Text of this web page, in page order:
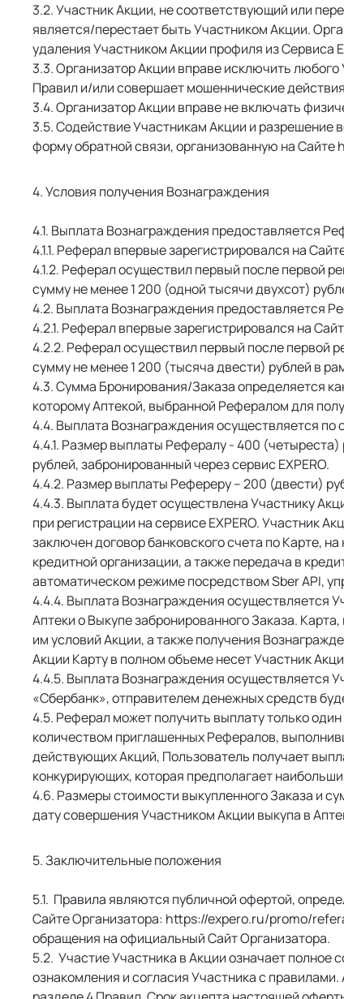
Участник Акции, не соответствующий или
является/перестает быть Участником Акции.
удаления Участником Акции профиля из Сервиса
Организатор Акции вправе исключить
Правил и/или совершает мошеннические
Организатор Акции вправе не включать
Содействие Участникам Акции и разрешение
форму обратной связи, организованную на Сайте
4. Условия получения Вознаграждения
Выплата Вознаграждения предоставляется
Реферал впервые зарегистрировался на
Реферал осуществил первый после первой
сумму не менее 1 200 (одной тысячи двухсот)
Выплата Вознаграждения предоставляется
Реферал впервые зарегистрировался на
Реферал осуществил первый после первой
сумму не менее 1 200 (тысяча двести) рублей в
Сумма Бронирования/Заказа определяется
которому Аптекой, выбранной Рефералом для
Выплата Вознаграждения осуществляется
Размер выплаты Рефералу - 400 (четыреста)
рублей, забронированный через сервис EXPERO.
Размер выплаты Рефереру – 200 (двести)
Выплата будет осуществлена Участнику
при регистрации на сервисе EXPERO. Участник
заключен договор банковского счета по Карте,
кредитной организации, а также передача в
автоматическом режиме посредством Sber API,
Выплата Вознаграждения осуществляется
Аптеки о Выкупе забронированного Заказа.
им условий Акции, а также получения
Акции Карту в полном объеме несет Участник
Выплата Вознаграждения осуществляется
«Сбербанк», отправителем денежных средств
Реферал может получить выплату только
количеством приглашенных Рефералов,
действующих Акций, Пользователь получает
конкурирующих, которая предполагает
Размеры стоимости выкупленного Заказа и
дату совершения Участником Акции выкупа в
5. Заключительные положения
Правила являются публичной офертой,
Сайте Организатора: https://expero.ru/promo/
обращения на официальный Сайт Организатора.
Участие Участника в Акции означает
ознакомления и согласия Участника с